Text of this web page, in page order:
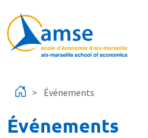
Événements
Événements